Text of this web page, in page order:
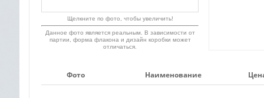
Щелкните по фото, чтобы увеличить!
Данное фото является реальным. В зависимости от
партии, форма флакона и дизайн коробки может
отличаться.
Фото Наименование